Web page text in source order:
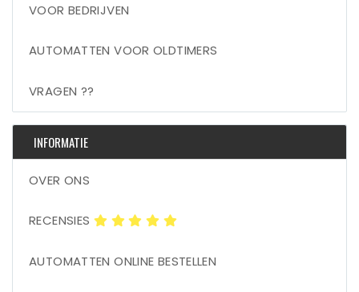
VOOR BEDRIJVEN
AUTOMATTEN VOOR OLDTIMERS
VRAGEN ??
INFORMATIE
OVER ONS
RECENSIES
AUTOMATTEN ONLINE BESTELLEN